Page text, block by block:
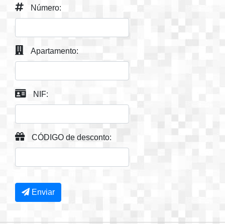
Número:
Apartamento:
NIF:
CÓDIGO de desconto:
Enviar